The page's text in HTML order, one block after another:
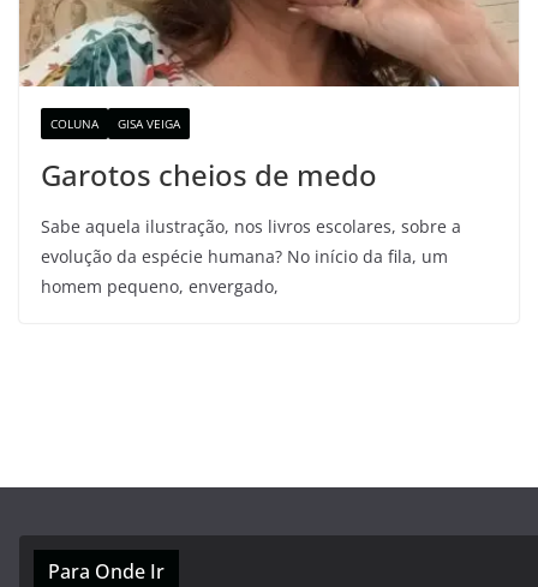
COLUNA GISA VEIGA
Garotos cheios de medo
Sabe aquela ilustração, nos livros escolares, sobre a
evolução da espécie humana? No início da fila, um
homem pequeno, envergado,
Para Onde Ir